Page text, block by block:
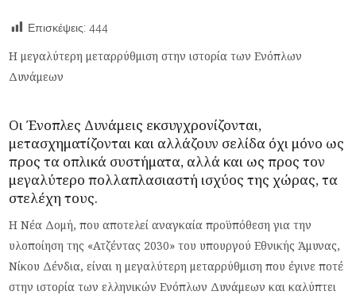
Επισκέψεις: 444
Η μεγαλύτερη μεταρρύθμιση στην ιστορία των Ενόπλων
Δυνάμεων
Οι Ένοπλες Δυνάμεις εκσυγχρονίζονται,
μετασχηματίζονται και αλλάζουν σελίδα όχι μόνο ως
προς τα οπλικά συστήματα, αλλά και ως προς τον
μεγαλύτερο πολλαπλασιαστή ισχύος της χώρας, τα
στελέχη τους.
H Νέα Δομή, που αποτελεί αναγκαία προϋπόθεση για την
υλοποίηση της «Ατζέντας 2030» του υπουργού Εθνικής Άμυνας,
Νίκου Δένδια, είναι η μεγαλύτερη μεταρρύθμιση που έγινε ποτέ
στην ιστορία των ελληνικών Ενόπλων Δυνάμεων και καλύπτει